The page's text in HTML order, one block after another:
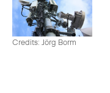
Credits: Jörg Borm